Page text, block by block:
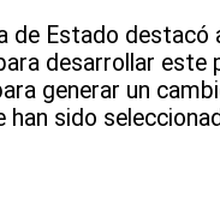
de Estado destacó
desarrollar este
generar un
han sido